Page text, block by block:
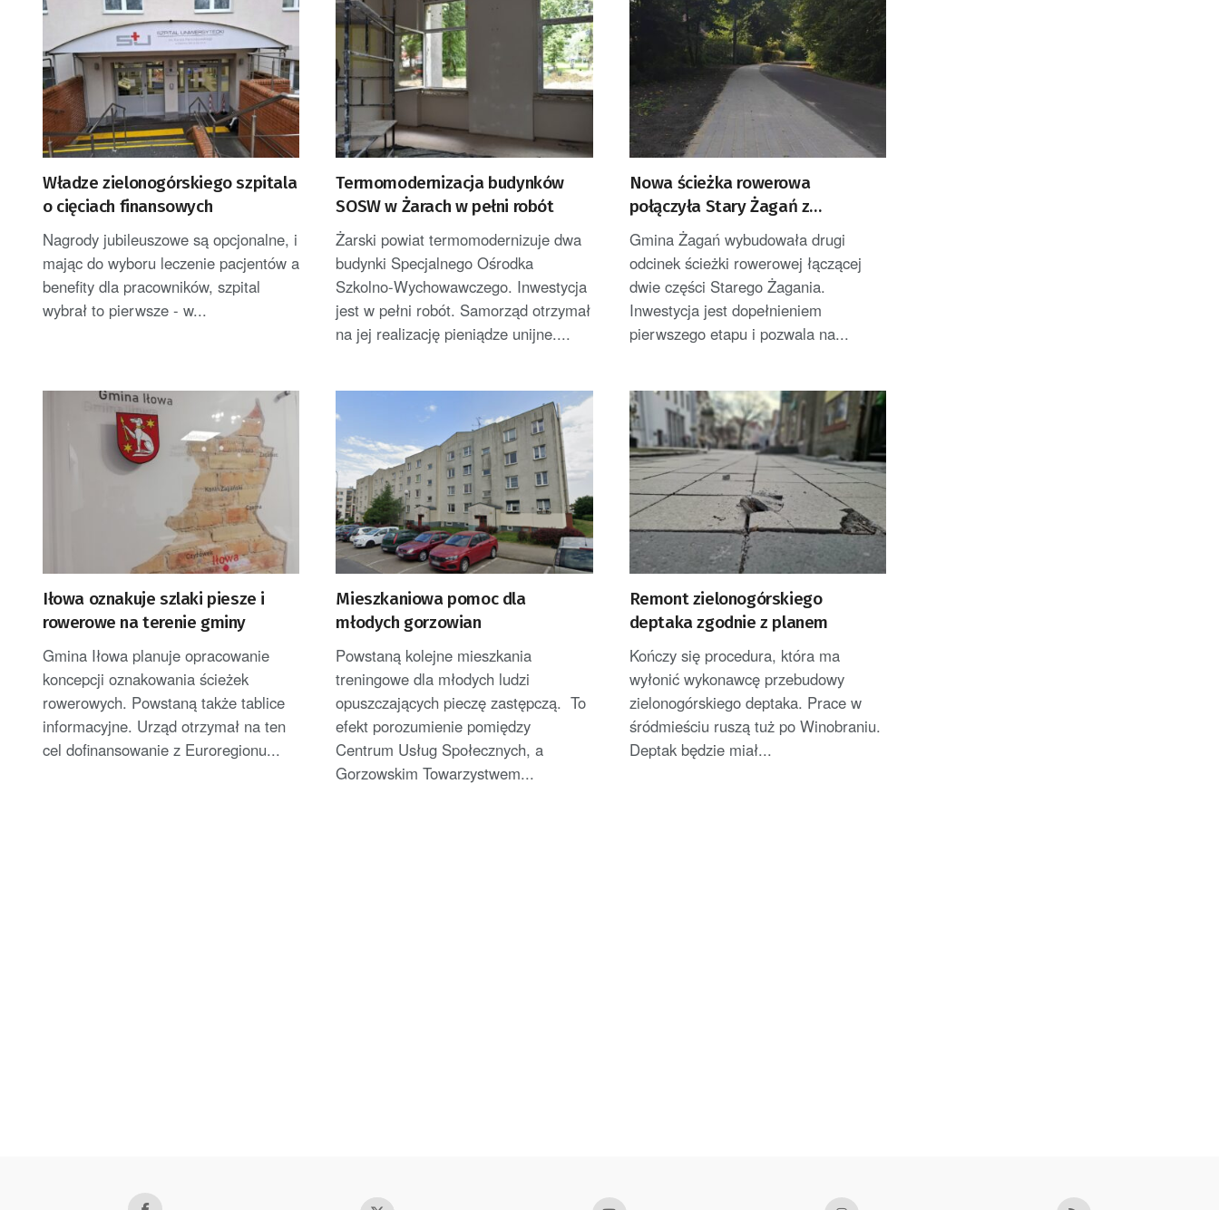
Władze zielonogórskiego szpitala
o cięciach finansowych
Nagrody jubileuszowe są opcjonalne, i
mając do wyboru leczenie pacjentów a
benefity dla pracowników, szpital
wybrał to pierwsze - w...
Termomodernizacja budynków
SOSW w Żarach w pełni robót
Żarski powiat termomodernizuje dwa
budynki Specjalnego Ośrodka
Szkolno-Wychowawczego. Inwestycja
jest w pełni robót. Samorząd otrzymał
na jej realizację pieniądze unijne....
Nowa ścieżka rowerowa
połączyła Stary Żagań z
Żaganówkiem
Gmina Żagań wybudowała drugi
odcinek ścieżki rowerowej łączącej
dwie części Starego Żagania.
Inwestycja jest dopełnieniem
pierwszego etapu i pozwala na...
Iłowa oznakuje szlaki piesze i
rowerowe na terenie gminy
Gmina Iłowa planuje opracowanie
koncepcji oznakowania ścieżek
rowerowych. Powstaną także tablice
informacyjne. Urząd otrzymał na ten
cel dofinansowanie z Euroregionu...
Mieszkaniowa pomoc dla
młodych gorzowian
Powstaną kolejne mieszkania
treningowe dla młodych ludzi
opuszczających pieczę zastępczą. To
efekt porozumienie pomiędzy
Centrum Usług Społecznych, a
Gorzowskim Towarzystwem...
Remont zielonogórskiego
deptaka zgodnie z planem
Kończy się procedura, która ma
wyłonić wykonawcę przebudowy
zielonogórskiego deptaka. Prace w
śródmieściu ruszą tuż po Winobraniu.
Deptak będzie miał...